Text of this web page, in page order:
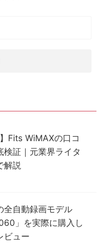
Fits WiMAXの口コ
検証｜元業界ライタ
解説
全自動録画モデル
」を実際に購入し
ビュー